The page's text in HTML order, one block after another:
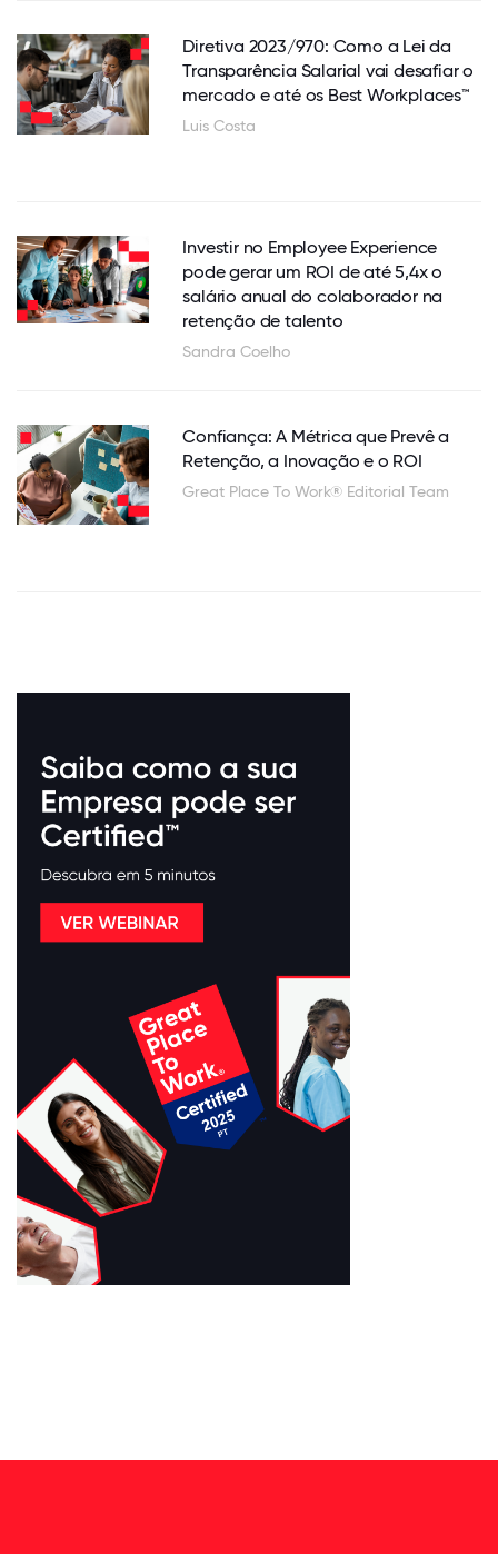
Diretiva 2023/970: Como a Lei da
Transparência Salarial vai desafiar o
mercado e até os Best Workplaces™
Luis Costa
Investir no Employee Experience
pode gerar um ROI de até 5,4x o
salário anual do colaborador na
retenção de talento
Sandra Coelho
Confiança: A Métrica que Prevê a
Retenção, a Inovação e o ROI
Great Place To Work® Editorial Team